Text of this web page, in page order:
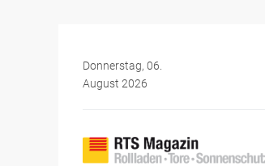
Donnerstag, 06.
August 2026